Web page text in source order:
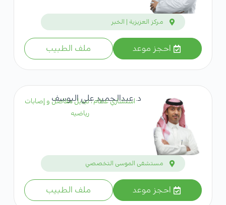
مركز العزيزية | الخبر
احجز موعد ملف الطبيب
د. عبدالحميد علي اليوسف
استشاري عظام ، تبديل مفاصل و إصابات
رياضيه
مستشفى الموسى التخصصي
احجز موعد ملف الطبيب